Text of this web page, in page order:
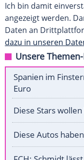
Ich bin damit
angezeigt werden.
Daten an
dazu in unseren
Unsere
Spanien im
Euro
Diese Stars
Diese Autos